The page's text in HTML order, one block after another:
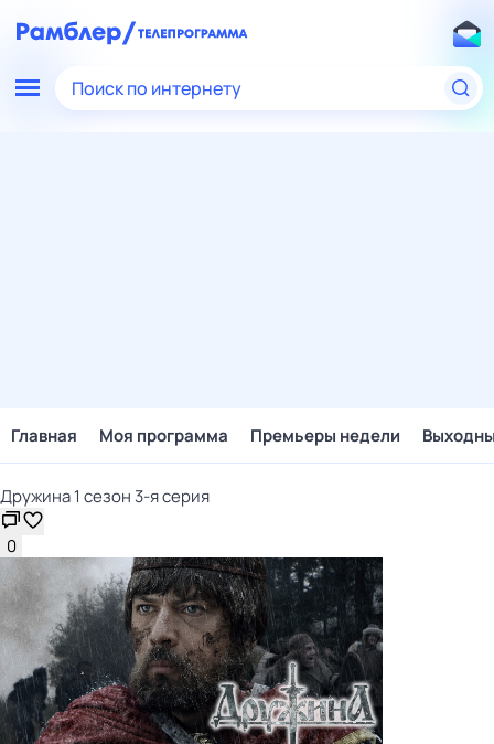
Поиск по интернету
Главная Моя программа Премьеры недели
Дружина 1 сезон 3-я серия
0